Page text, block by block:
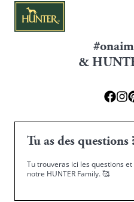
&
Tu as des questions
Tu trouveras ici les questions
notre HUNTER Family.🥰